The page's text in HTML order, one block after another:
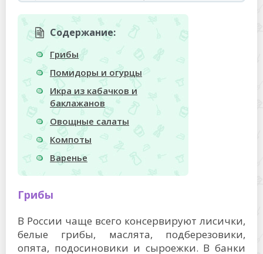
Содержание:
Грибы
Помидоры и огурцы
Икра из кабачков и
баклажанов
Овощные салаты
Компоты
Варенье
Грибы
В России чаще всего консервируют лисички,
белые грибы, маслята, подберезовики,
опята, подосиновики и сыроежки. В банки